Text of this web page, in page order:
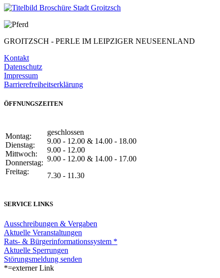
GROITZSCH - PERLE IM LEIPZIGER NEUSEENLAND
Kontakt
Datenschutz
Impressum
Barrierefreiheitserklärung
ÖFFNUNGSZEITEN
Montag:
Dienstag:
Mittwoch:
Donnerstag:
Freitag:
geschlossen
9.00 - 12.00 & 14.00 - 18.00
9.00 - 12.00
9.00 - 12.00 & 14.00 - 17.00
7.30 - 11.30
SERVICE LINKS
Ausschreibungen & Vergaben
Aktuelle Veranstaltungen
Rats- & Bürgerinformationssystem *
Aktuelle Sperrungen
Störungsmeldung senden
*=externer Link